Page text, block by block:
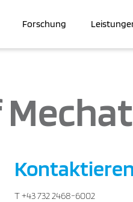
Forschung
Kontaktieren
T +43 732 2468-6002